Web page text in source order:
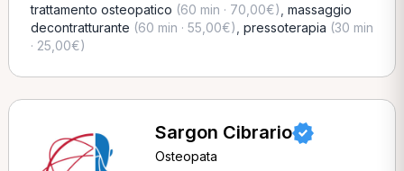
trattamento osteopatico (60 min · 70,00€) massaggio
decontratturante (60 min · 55,00€) pressoterapia (30 min
· 25,00€)
Sargon Cibrario
Osteopata